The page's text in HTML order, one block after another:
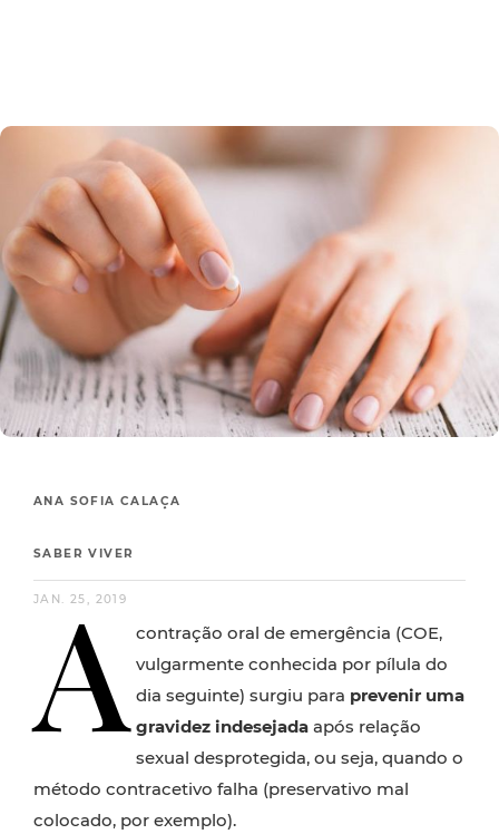
ANA SOFIA CALAÇA
SABER VIVER
JAN. 25, 2019
A contração oral de emergência (COE,
vulgarmente conhecida por pílula do
dia seguinte) surgiu para prevenir uma
gravidez indesejada após relação
sexual desprotegida, ou seja, quando o
método contracetivo falha (preservativo mal
colocado, por exemplo).